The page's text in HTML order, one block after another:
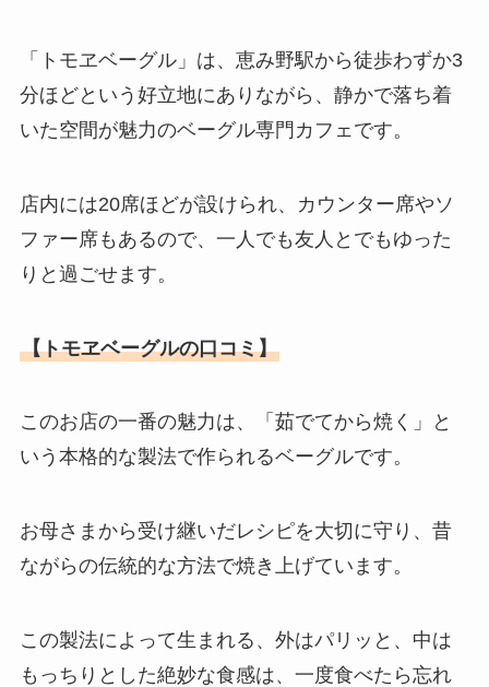
「トモヱベーグル」は、恵み野駅から徒歩わずか3
分ほどという好立地にありながら、静かで落ち着
いた空間が魅力のベーグル専門カフェです。
店内には20席ほどが設けられ、カウンター席やソ
ファー席もあるので、一人でも友人とでもゆった
りと過ごせます。
【トモヱベーグルの口コミ】
このお店の一番の魅力は、「茹でてから焼く」と
いう本格的な製法で作られるベーグルです。
お母さまから受け継いだレシピを大切に守り、昔
ながらの伝統的な方法で焼き上げています。
この製法によって生まれる、外はパリッと、中は
もっちりとした絶妙な食感は、一度食べたら忘れ